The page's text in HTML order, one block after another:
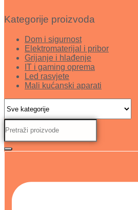
Kategorije proizvoda
Dom i sigurnost
Elektromaterijal i pribor
Grijanje i hlađenje
IT i gaming oprema
Led rasvjete
Mali kućanski aparati